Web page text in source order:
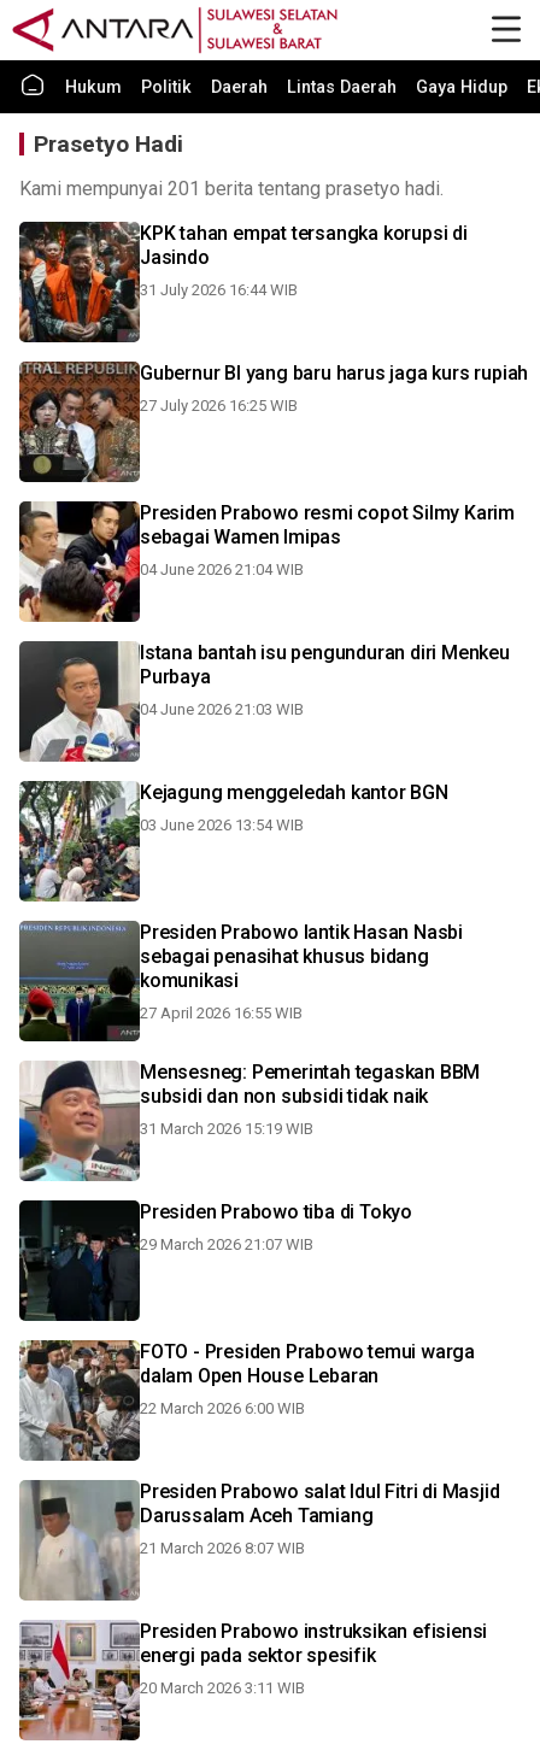
Hukum Politik Daerah Lintas Daerah Gaya Hidup
Prasetyo Hadi
Kami mempunyai 201 berita tentang prasetyo hadi.
KPK tahan empat tersangka korupsi di
Jasindo
31 July 2026 16:44 WIB
Gubernur BI yang baru harus jaga kurs rupiah
27 July 2026 16:25 WIB
Presiden Prabowo resmi copot Silmy Karim
sebagai Wamen Imipas
04 June 2026 21:04 WIB
Istana bantah isu pengunduran diri Menkeu
Purbaya
04 June 2026 21:03 WIB
Kejagung menggeledah kantor BGN
03 June 2026 13:54 WIB
Presiden Prabowo lantik Hasan Nasbi
sebagai penasihat khusus bidang
komunikasi
27 April 2026 16:55 WIB
Mensesneg: Pemerintah tegaskan BBM
subsidi dan non subsidi tidak naik
31 March 2026 15:19 WIB
Presiden Prabowo tiba di Tokyo
29 March 2026 21:07 WIB
FOTO - Presiden Prabowo temui warga
dalam Open House Lebaran
22 March 2026 6:00 WIB
Presiden Prabowo salat Idul Fitri di Masjid
Darussalam Aceh Tamiang
21 March 2026 8:07 WIB
Presiden Prabowo instruksikan efisiensi
energi pada sektor spesifik
20 March 2026 3:11 WIB